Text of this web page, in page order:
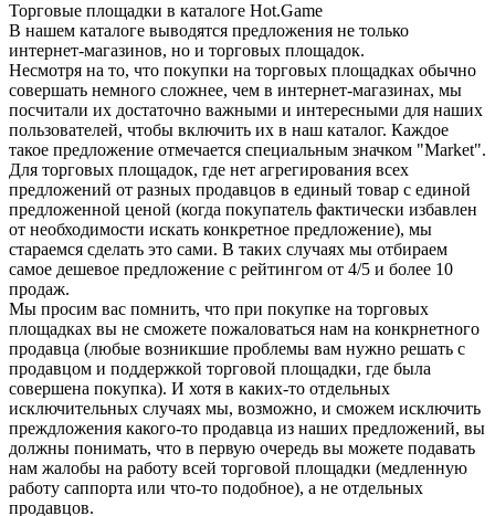
Торговые площадки в каталоге Hot.Game
В нашем каталоге выводятся предложения не только
интернет-магазинов, но и торговых площадок.
Несмотря на то, что покупки на торговых площадках обычно
совершать немного сложнее, чем в интернет-магазинах, мы
посчитали их достаточно важными и интересными для наших
пользователей, чтобы включить их в наш каталог. Каждое
такое предложение отмечается специальным значком "Market".
Для торговых площадок, где нет агрегирования всех
предложений от разных продавцов в единый товар с единой
предложенной ценой (когда покупатель фактически избавлен
от необходимости искать конкретное предложение), мы
стараемся сделать это сами. В таких случаях мы отбираем
самое дешевое предложение с рейтингом от 4/5 и более 10
продаж.
Мы просим вас помнить, что при покупке на торговых
площадках вы не сможете пожаловаться нам на конкрнетного
продавца (любые возникшие проблемы вам нужно решать с
продавцом и поддержкой торговой площадки, где была
совершена покупка). И хотя в каких-то отдельных
исключительных случаях мы, возможно, и сможем исключить
преждложения какого-то продавца из наших предложений, вы
должны понимать, что в первую очередь вы можете подавать
нам жалобы на работу всей торговой площадки (медленную
работу саппорта или что-то подобное), а не отдельных
продавцов.